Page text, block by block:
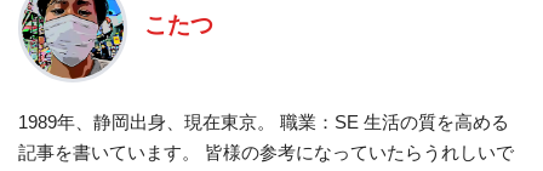
こたつ
1989年、静岡出身、現在東京。 職業：SE 生活の質を高める
記事を書いています。 皆様の参考になっていたらうれしいで